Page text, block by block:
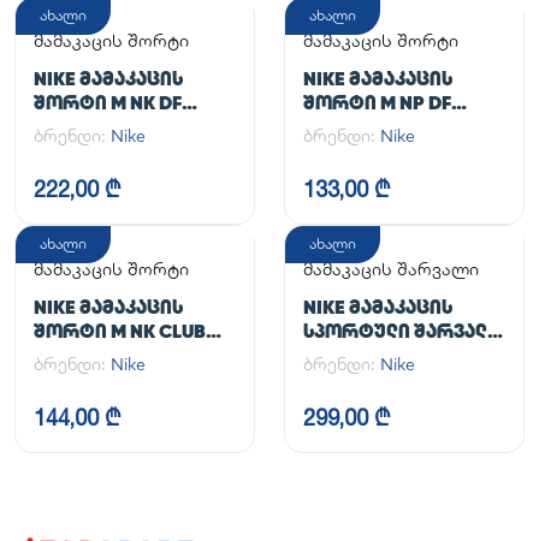
ახალი
მამაკაცის შორტი
NIKE ᲛᲐᲛᲐᲙᲐᲪᲘᲡ
ᲨᲝᲠᲢᲘ M NK DF
UNLIMITED WVN 7IN
2IN1
ბრენდი: Nike
222,00 ₾
ახალი
მამაკაცის შორტი
NIKE ᲛᲐᲛᲐᲙᲐᲪᲘᲡ
ᲨᲝᲠᲢᲘ M NP DF
LONG SHORT
ბრენდი: Nike
133,00 ₾
ახალი
მამაკაცის შორტი
NIKE ᲛᲐᲛᲐᲙᲐᲪᲘᲡ
ᲨᲝᲠᲢᲘ M NK CLUB
FLOW SHORT
ბრენდი: Nike
144,00 ₾
ახალი
მამაკაცის შარვალი
NIKE ᲛᲐᲛᲐᲙᲐᲪᲘᲡ
ᲡᲞᲝᲠᲢᲣᲚᲘ ᲨᲐᲠᲕᲐᲚᲘ
M NK DF UNLIMITED
PANT TPR
ბრენდი: Nike
299,00 ₾